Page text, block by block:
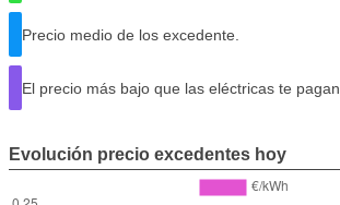
Precio medio de los excedente.
El precio más bajo que las eléctricas te pagan.
Evolución precio excedentes hoy